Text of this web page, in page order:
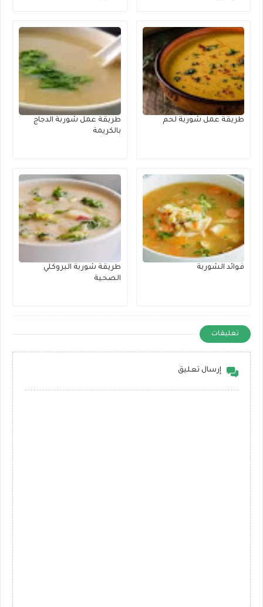
طريقة عمل شوربة لحم
طريقة عمل شوربة الدجاج
بالكريمة
فوائد الشوربة
طريقة شوربة البروكلي
الصحية
تعليقات
إرسال تعليق